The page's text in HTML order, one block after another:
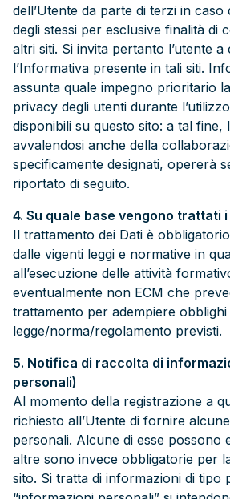
dell’Utente da parte di terzi in caso
degli stessi per esclusive finalità di
altri siti. Si invita pertanto l’utente
l’Informativa presente in tali siti.
assunta quale impegno prioritario
privacy degli utenti durante
disponibili su questo sito: a tal fine,
avvalendosi anche della
specificamente designati, opererà
riportato di seguito.
4. Su quale base vengono trattati i
Il trattamento dei Dati è
dalle vigenti leggi e normative in
all’esecuzione delle attività
eventualmente non ECM che
trattamento per adempiere obblighi
legge/norma/regolamento previsti.
5. Notifica di raccolta di
personali)
Al momento della registrazione a
richiesto all’Utente di fornire
personali. Alcune di esse possono
altre sono invece obbligatorie per
sito. Si tratta di informazioni di tipo